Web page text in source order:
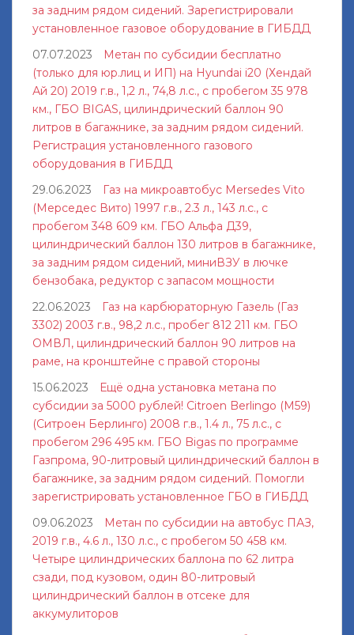
за задним рядом сидений. Зарегистрировали
установленное газовое оборудование в ГИБДД
07.07.2023
Метан по субсидии бесплатно
(только для юр.лиц и ИП) на Hyundai i20 (Хендай
Ай 20) 2019 г.в., 1,2 л., 74,8 л.с., с пробегом 35 978
км., ГБО BIGAS, цилиндрический баллон 90
литров в багажнике, за задним рядом сидений.
Регистрация установленного газового
оборудования в ГИБДД
29.06.2023
Газ на микроавтобус Mersedes Vito
(Мерседес Вито) 1997 г.в., 2.3 л., 143 л.с., с
пробегом 348 609 км. ГБО Альфа Д39,
цилиндрический баллон 130 литров в багажнике,
за задним рядом сидений, миниВЗУ в лючке
бензобака, редуктор с запасом мощности
22.06.2023
Газ на карбюраторную Газель (Газ
3302) 2003 г.в., 98,2 л.с., пробег 812 211 км. ГБО
ОМВЛ, цилиндрический баллон 90 литров на
раме, на кронштейне с правой стороны
15.06.2023
Ещё одна установка метана по
субсидии за 5000 рублей! Citroen Berlingo (M59)
(Ситроен Берлинго) 2008 г.в., 1.4 л., 75 л.с., с
пробегом 296 495 км. ГБО Bigas по программе
Газпрома, 90-литровый цилиндрический баллон в
багажнике, за задним рядом сидений. Помогли
зарегистрировать установленное ГБО в ГИБДД
09.06.2023
Метан по субсидии на автобус ПАЗ,
2019 г.в., 4.6 л., 130 л.с., с пробегом 50 458 км.
Четыре цилиндрических баллона по 62 литра
сзади, под кузовом, один 80-литровый
цилиндрический баллон в отсеке для
аккумулиторов